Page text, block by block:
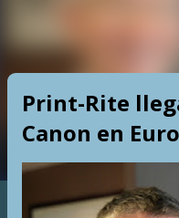
Print-Rite
Canon en